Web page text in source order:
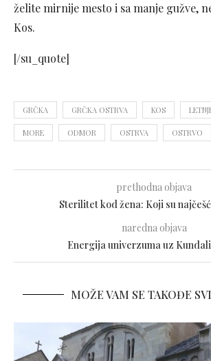
želite mirnije mesto i sa manje gužve,
Kos.
[/su_quote]
GRČKA GRČKA OSTRVA KOS
MORE ODMOR OSTRVA OSTRVO
prethodna objava
Sterilitet kod žena: Koji su
naredna objava
Energija univerzuma uz
MOŽE VAM SE TAKOĐE